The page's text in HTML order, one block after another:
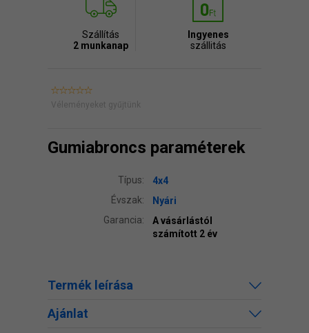
Szállítás
2 munkanap
Ingyenes
szállitás
Véleményeket gyűjtünk
Gumiabroncs paraméterek
Típus:
4x4
Évszak:
Nyári
Garancia:
A vásárlástól
számított 2 év
Termék leírása
Ajánlat